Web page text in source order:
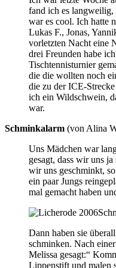
fand ich es langweilig,
war es cool. Ich hatte
Lukas F., Jonas,
vorletzten Nacht eine
drei Freunden habe
Tischtennisturnier
die die wollten noch
die zu der ICE-
ich ein Wildschwein,
war.
Schminkalarm (von Alina
Uns Mädchen war
gesagt, dass wir uns
wir uns geschminkt,
ein paar Jungs
mal gemacht haben
Dann haben sie
schminken. Nach
Melissa gesagt:“
Lippenstift und malen